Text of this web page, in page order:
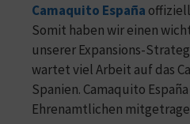
Camaquito España
Somit haben wir einen
unserer Expansions-
wartet viel Arbeit auf das
Spanien. Camaquito
Ehrenamtlichen